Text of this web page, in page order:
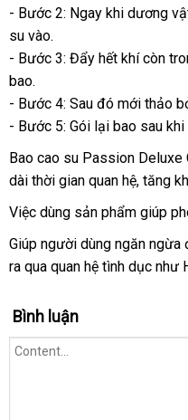
dẫn
- Bước 2: Ngay khi dương
su vào.
- Bước 3: Đẩy hết khí còn
bao.
- Bước 4: Sau đó mới thảo
- Bước 5: Gói lại bao sau
Bao cao su Passion Deluxe
dài thời gian quan hệLazada
, tăng
Việc dùng sản phẩm giúp
Giúp người dùng ngăn ngừa
ra qua quan hệ tình dục như
Bình luận